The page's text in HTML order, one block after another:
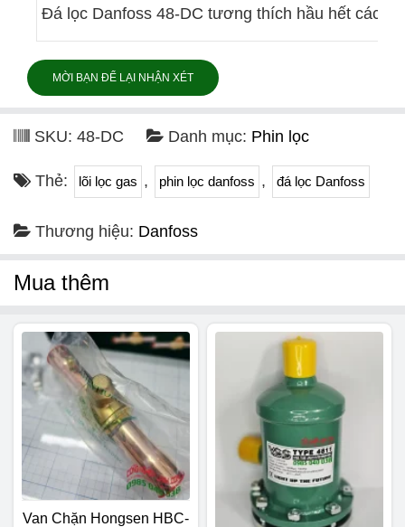
Đá lọc Danfoss 48-DC tương thích hầu hết các
MỜI BẠN ĐỂ LẠI NHẬN XÉT
SKU: 48-DC Danh mục: Phin lọc
Thẻ: lõi lọc gas , phin lọc danfoss , đá lọc Danfoss
Thương hiệu: Danfoss
Mua thêm
Van Chặn Hongsen HBC-